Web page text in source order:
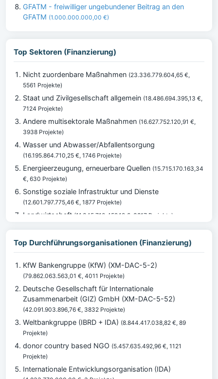
GFATM - freiwilliger ungebundener Beitrag an den
GFATM (1.000.000.000,00 €)
Multilaterale Entschuldungsinitiative (MDRI) - IDA 20
(2026 - 2033)(854.414.000,00 €)
Top Sektoren (Finanzierung)
Nicht zuordenbare Maßnahmen (23.336.779.604,65 €,
5561 Projekte)
Staat und Zivilgesellschaft allgemein (18.486.694.395,13 €,
7124 Projekte)
Andere multisektorale Maßnahmen (16.627.752.120,91 €,
3938 Projekte)
Wasser und Abwasser/Abfallentsorgung
(16.195.864.710,25 €, 1746 Projekte)
Energieerzeugung, erneuerbare Quellen (15.715.170.163,34
€, 630 Projekte)
Sonstige soziale Infrastruktur und Dienste
(12.601.797.775,46 €, 1877 Projekte)
Landwirtschaft (11.345.710.459,19 €, 3817 Projekte)
Basisgesundheitswesen(10.262.018.577,31 €, 1535 Projekte)
Finanzwesen(9.344.712.300,84 €, 741 Projekte)
Top Durchführungsorganisationen (Finanzierung)
KfW Bankengruppe (KfW) (XM-DAC-5-2)
(79.862.063.563,01 €, 4011 Projekte)
Deutsche Gesellschaft für Internationale
Zusammenarbeit (GIZ) GmbH (XM-DAC-5-52)
(42.091.903.896,76 €, 3832 Projekte)
Weltbankgruppe (IBRD + IDA) (8.844.417.038,82 €, 89
Projekte)
donor country based NGO (5.457.635.492,96 €, 1121
Projekte)
Internationale Entwicklungsorganisation (IDA)